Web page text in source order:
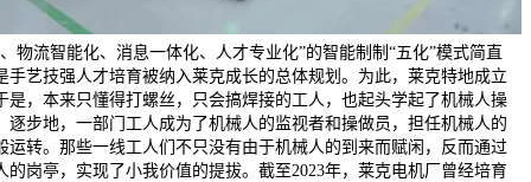
物流智能化、消息一体化、人才专业化”的智能制制“五化”模式简直
手艺技强人才培育被纳入莱克成长的总体规划。为此，莱克特地成立
是，本来只懂得打螺丝，只会搞焊接的工人，也起头学起了机械人操
逐步地，一部门工人成为了机械人的监视者和操做员，担任机械人的
运转。那些一线工人们不只没有由于机械人的到来而赋闲，反而通过
的岗亭，实现了小我价值的提拔。截至2023年，莱克电机厂曾经培育